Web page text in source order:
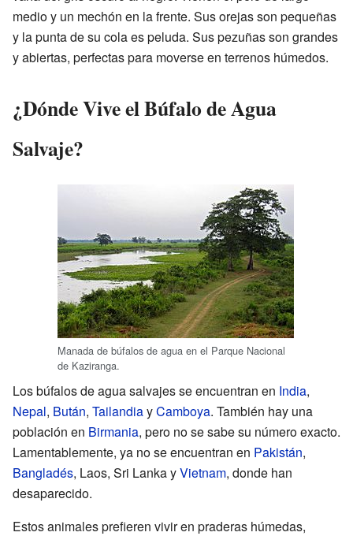
medio y un mechón en la frente. Sus orejas son pequeñas
y la punta de su cola es peluda. Sus pezuñas son grandes
y abiertas, perfectas para moverse en terrenos húmedos.
¿Dónde Vive el Búfalo de Agua
Salvaje?
Manada de búfalos de agua en el Parque Nacional
de Kaziranga.
Los búfalos de agua salvajes se encuentran en India,
Nepal, Bután, TailandiayCamboya. También hay una
población en Birmania, pero no se sabe su número exacto.
Lamentablemente, ya no se encuentran en Pakistán,
Bangladés, Laos, Sri Lanka yVietnam, donde han
desaparecido.
Estos animales prefieren vivir en praderas húmedas,